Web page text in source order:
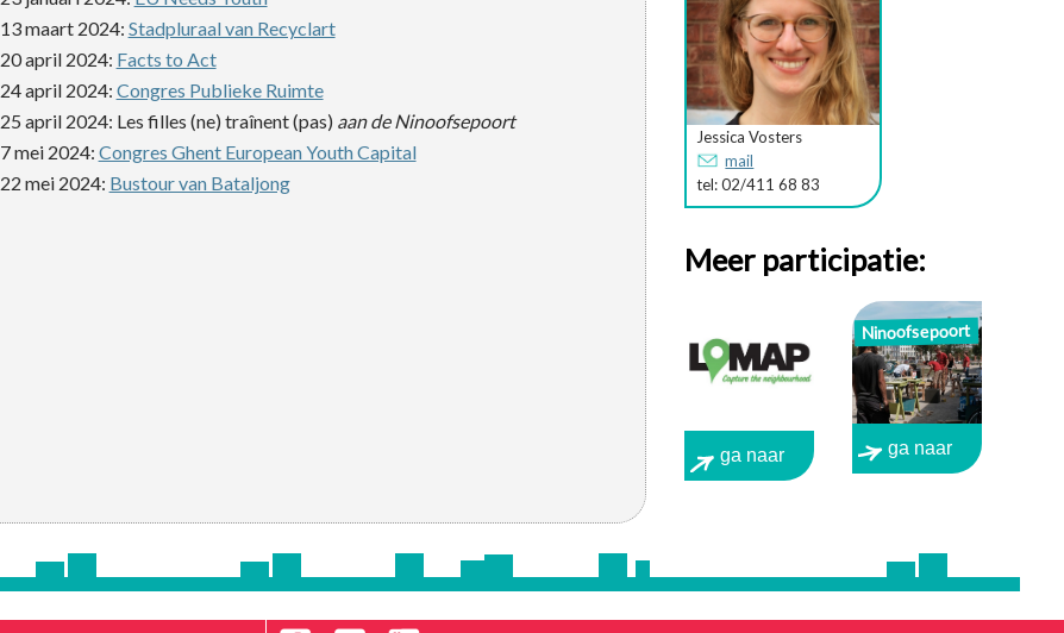
13 maart 2024: Stadpluraal van Recyclart
20 april 2024: Facts to Act
24 april 2024: Congres Publieke Ruimte
25 april 2024: Les filles (ne) traînent (pas) aan de Ninoofsepoort
7 mei 2024: Congres Ghent European Youth Capital
22 mei 2024: Bustour van Bataljong
Jessica Vosters
mail
tel: 02/411 68 83
Meer participatie:
ga naar
Ninoofsepoort
ga naar